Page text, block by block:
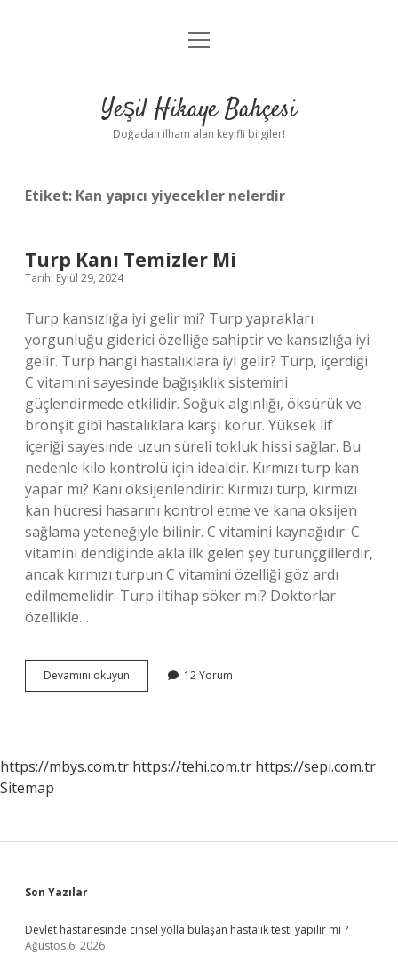
Anasayfa
Yasal Uyarı
menüyü
Yeşil Hikaye Bahçesi
Doğadan ilham alan keyifli bilgiler!
Etiket: Kan yapıcı yiyecekler nelerdir
Turp Kanı Temizler Mi
Tarih: Eylül 29, 2024
Turp kansızlığa iyi gelir mi? Turp yaprakları
yorgunluğu giderici özelliğe sahiptir ve kansızlığa iyi
gelir. Turp hangi hastalıklara iyi gelir? Turp, içerdiği
C vitamini sayesinde bağışıklık sistemini
güçlendirmede etkilidir. Soğuk algınlığı, öksürük ve
bronşit gibi hastalıklara karşı korur. Yüksek lif
içeriği sayesinde uzun süreli tokluk hissi sağlar. Bu
nedenle kilo kontrolü için idealdir. Kırmızı turp kan
yapar mı? Kanı oksijenlendirir: Kırmızı turp, kırmızı
kan hücresi hasarını kontrol etme ve kana oksijen
sağlama yeteneğiyle bilinir. C vitamini kaynağıdır: C
vitamini dendiğinde akla ilk gelen şey turunçgillerdir,
ancak kırmızı turpun C vitamini özelliği göz ardı
edilmemelidir. Turp iltihap söker mi? Doktorlar
özellikle…
Devamını okuyun
Kanı
12 Yorum
https://mbys.com.tr https://tehi.com.tr https://sepi.com.tr
Sitemap
Sidebar
Son Yazılar
Devlet hastanesinde cinsel yolla bulaşan hastalık testi yapılır mı ?
Ağustos 6, 2026